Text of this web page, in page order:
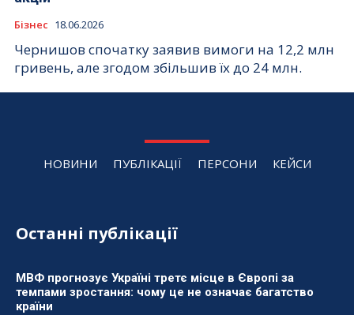
Бізнес 18.06.2026
Чернишов спочатку заявив вимоги на 12,2 млн
гривень, але згодом збільшив їх до 24 млн.
НОВИНИ ПУБЛІКАЦІЇ ПЕРСОНИ КЕЙСИ
Останні публікації
МВФ прогнозує Україні третє місце в Європі за
темпами зростання: чому це не означає багатство
країни